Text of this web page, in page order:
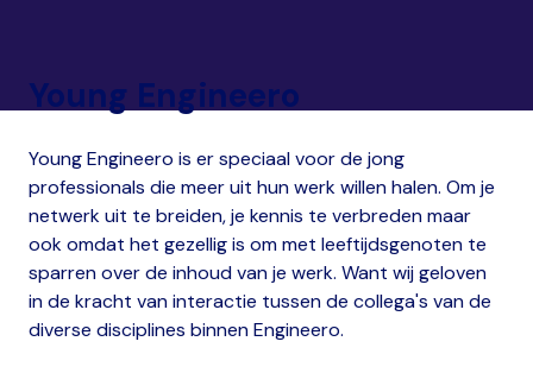
Young Engineero
Young Engineero is er speciaal voor de jong
professionals die meer uit hun werk willen halen. Om je
netwerk uit te breiden, je kennis te verbreden maar
ook omdat het gezellig is om met leeftijdsgenoten te
sparren over de inhoud van je werk. Want wij geloven
in de kracht van interactie tussen de collega's van de
diverse disciplines binnen Engineero.